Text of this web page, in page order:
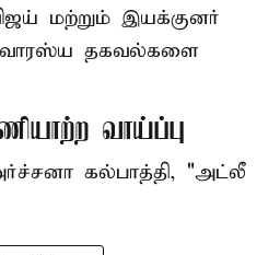
மற்றும் இயக்குனர்
தகவல்களை
வாய்ப்பு
அர்ச்சனா கல்பாத்தி, "அட்லீ